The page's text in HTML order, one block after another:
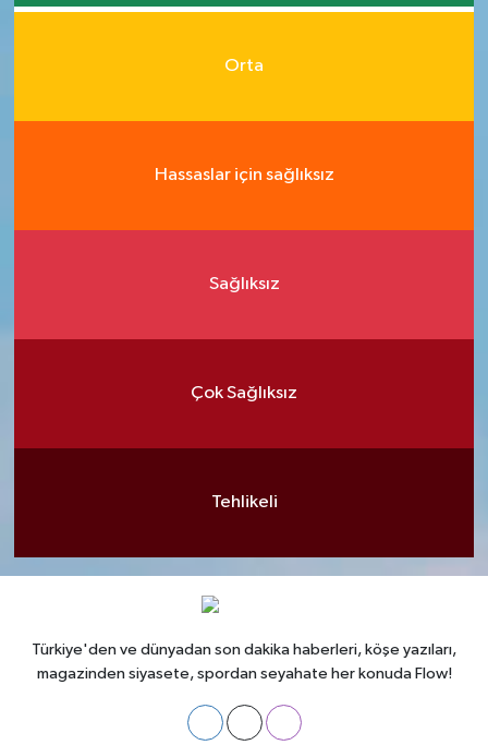
Orta
Hassaslar için sağlıksız
Sağlıksız
Çok Sağlıksız
Tehlikeli
Türkiye'den ve dünyadan son dakika haberleri, köşe yazıları,
magazinden siyasete, spordan seyahate her konuda Flow!